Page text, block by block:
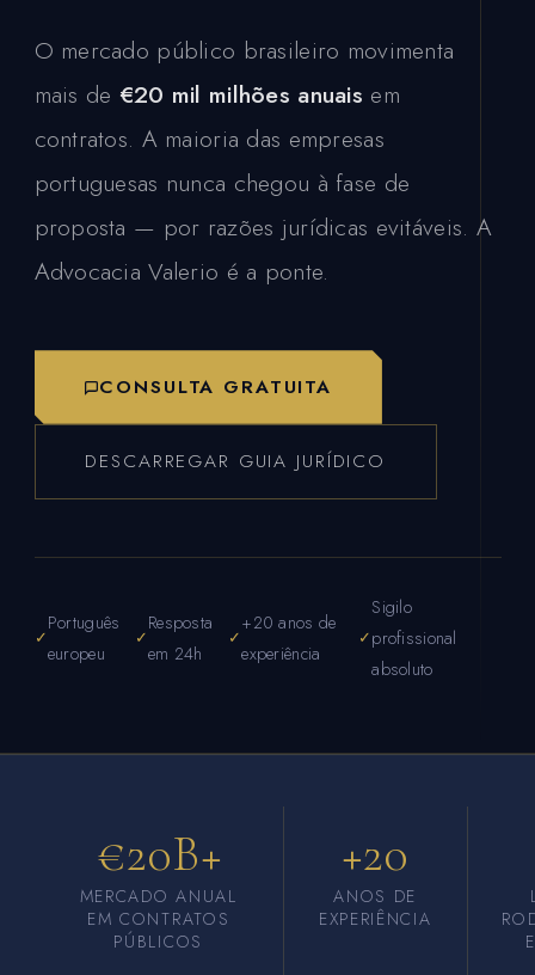
O mercado público brasileiro movimenta
mais de €20 mil milhões anuais em
contratos. A maioria das empresas
portuguesas nunca chegou à fase de
proposta — por razões jurídicas evitáveis. A
Advocacia Valerio é a ponte.
CONSULTA GRATUITA
DESCARREGAR GUIA JURÍDICO
Português
europeu
Resposta
em 24h
+20 anos de
experiência
Sigilo
profissional
absoluto
€20B+
MERCADO ANUAL
EM CONTRATOS
PÚBLICOS
+20
ANOS DE
EXPERIÊNCIA